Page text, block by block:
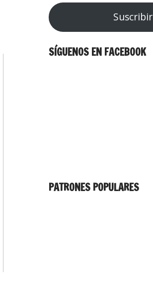
Suscribir
SÍGUENOS EN FACEBOOK
PATRONES POPULARES